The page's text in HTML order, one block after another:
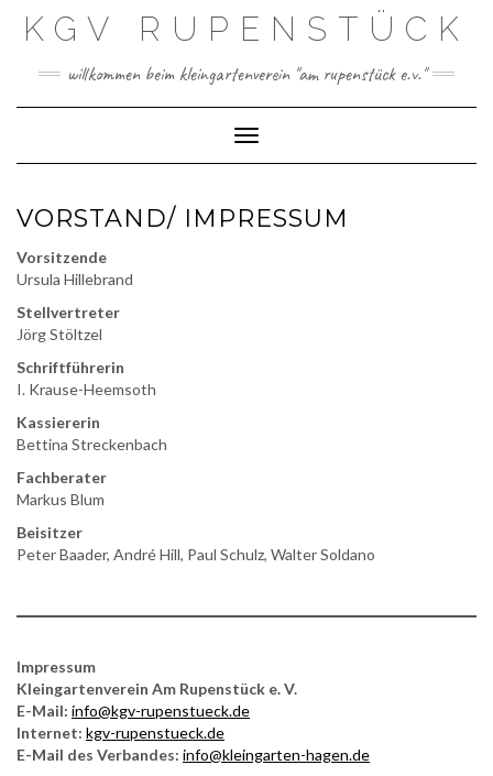
KGV RUPENSTÜCK
willkommen beim kleingartenverein "am rupenstück e.v."
Toggle Navigation
VORSTAND/ IMPRESSUM
Vorsitzende
Ursula Hillebrand
Stellvertreter
Jörg Stöltzel
Schriftführerin
I. Krause-Heemsoth
Kassiererin
Bettina Streckenbach
Fachberater
Markus Blum
Beisitzer
Peter Baader, André Hill, Paul Schulz, Walter Soldano
Impressum
Kleingartenverein Am Rupenstück e. V.
E-Mail: info@kgv-rupenstueck.de
Internet: kgv-rupenstueck.de
E-Mail des Verbandes: info@kleingarten-hagen.de